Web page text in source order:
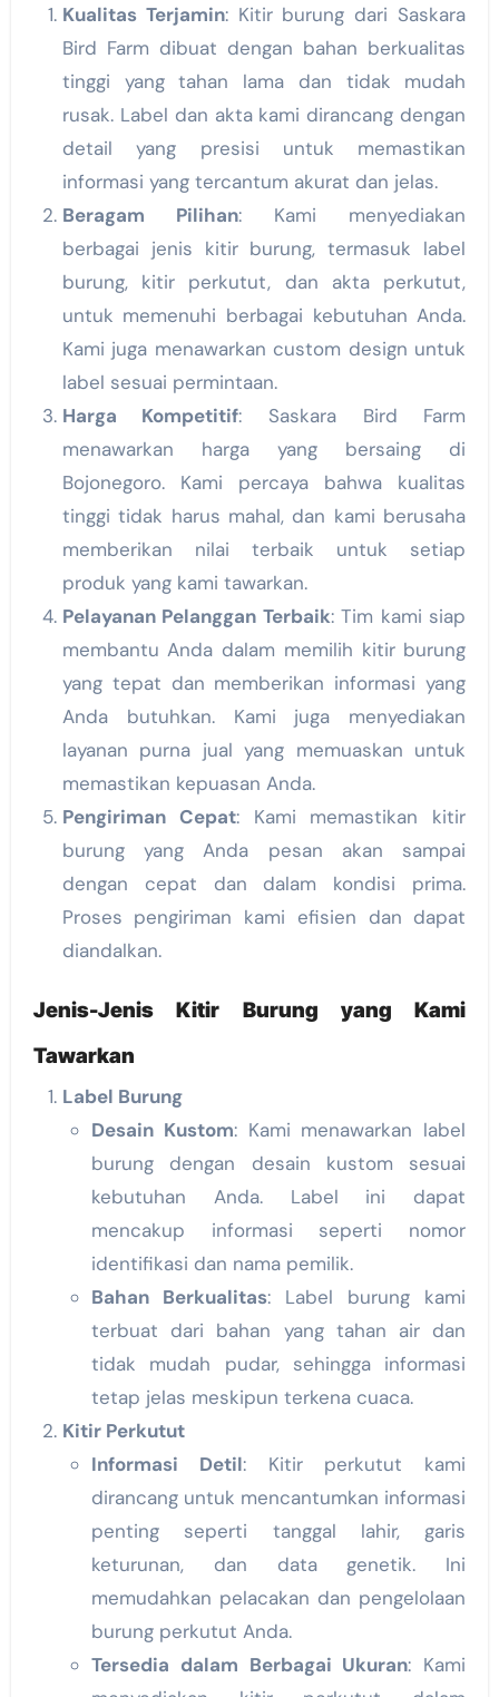
Kualitas Terjamin: Kitir burung dari Saskara
Bird Farm dibuat dengan bahan berkualitas
tinggi yang tahan lama dan tidak mudah
rusak. Label dan akta kami dirancang dengan
detail yang presisi untuk memastikan
informasi yang tercantum akurat dan jelas.
Beragam Pilihan: Kami menyediakan
berbagai jenis kitir burung, termasuk label
burung, kitir perkutut, dan akta perkutut,
untuk memenuhi berbagai kebutuhan Anda.
Kami juga menawarkan custom design untuk
label sesuai permintaan.
Harga Kompetitif: Saskara Bird Farm
menawarkan harga yang bersaing di
Bojonegoro. Kami percaya bahwa kualitas
tinggi tidak harus mahal, dan kami berusaha
memberikan nilai terbaik untuk setiap
produk yang kami tawarkan.
Pelayanan Pelanggan Terbaik: Tim kami siap
membantu Anda dalam memilih kitir burung
yang tepat dan memberikan informasi yang
Anda butuhkan. Kami juga menyediakan
layanan purna jual yang memuaskan untuk
memastikan kepuasan Anda.
Pengiriman Cepat: Kami memastikan kitir
burung yang Anda pesan akan sampai
dengan cepat dan dalam kondisi prima.
Proses pengiriman kami efisien dan dapat
diandalkan.
Jenis-Jenis Kitir Burung yang Kami
Tawarkan
Label Burung
Desain Kustom: Kami menawarkan label
burung dengan desain kustom sesuai
kebutuhan Anda. Label ini dapat
mencakup informasi seperti nomor
identifikasi dan nama pemilik.
Bahan Berkualitas: Label burung kami
terbuat dari bahan yang tahan air dan
tidak mudah pudar, sehingga informasi
tetap jelas meskipun terkena cuaca.
Kitir Perkutut
Informasi Detil: Kitir perkutut kami
dirancang untuk mencantumkan informasi
penting seperti tanggal lahir, garis
keturunan, dan data genetik. Ini
memudahkan pelacakan dan pengelolaan
burung perkutut Anda.
Tersedia dalam Berbagai Ukuran: Kami